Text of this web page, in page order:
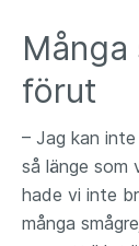
förut
– Jag kan
så länge som
hade vi inte
många